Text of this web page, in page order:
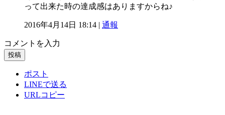
って出来た時の達成感はありますからね♪
2016年4月14日 18:14 | 通報
コメントを入力
投稿
ポスト
LINEで送る
URLコピー